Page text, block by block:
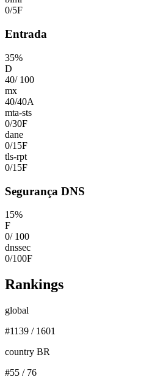
0/5F
Entrada
35%
D
40/ 100
mx
40/40A
mta-sts
0/30F
dane
0/15F
tls-rpt
0/15F
Segurança DNS
15%
F
0/ 100
dnssec
0/100F
Rankings
global
#1139 / 1601
country BR
#55 / 76